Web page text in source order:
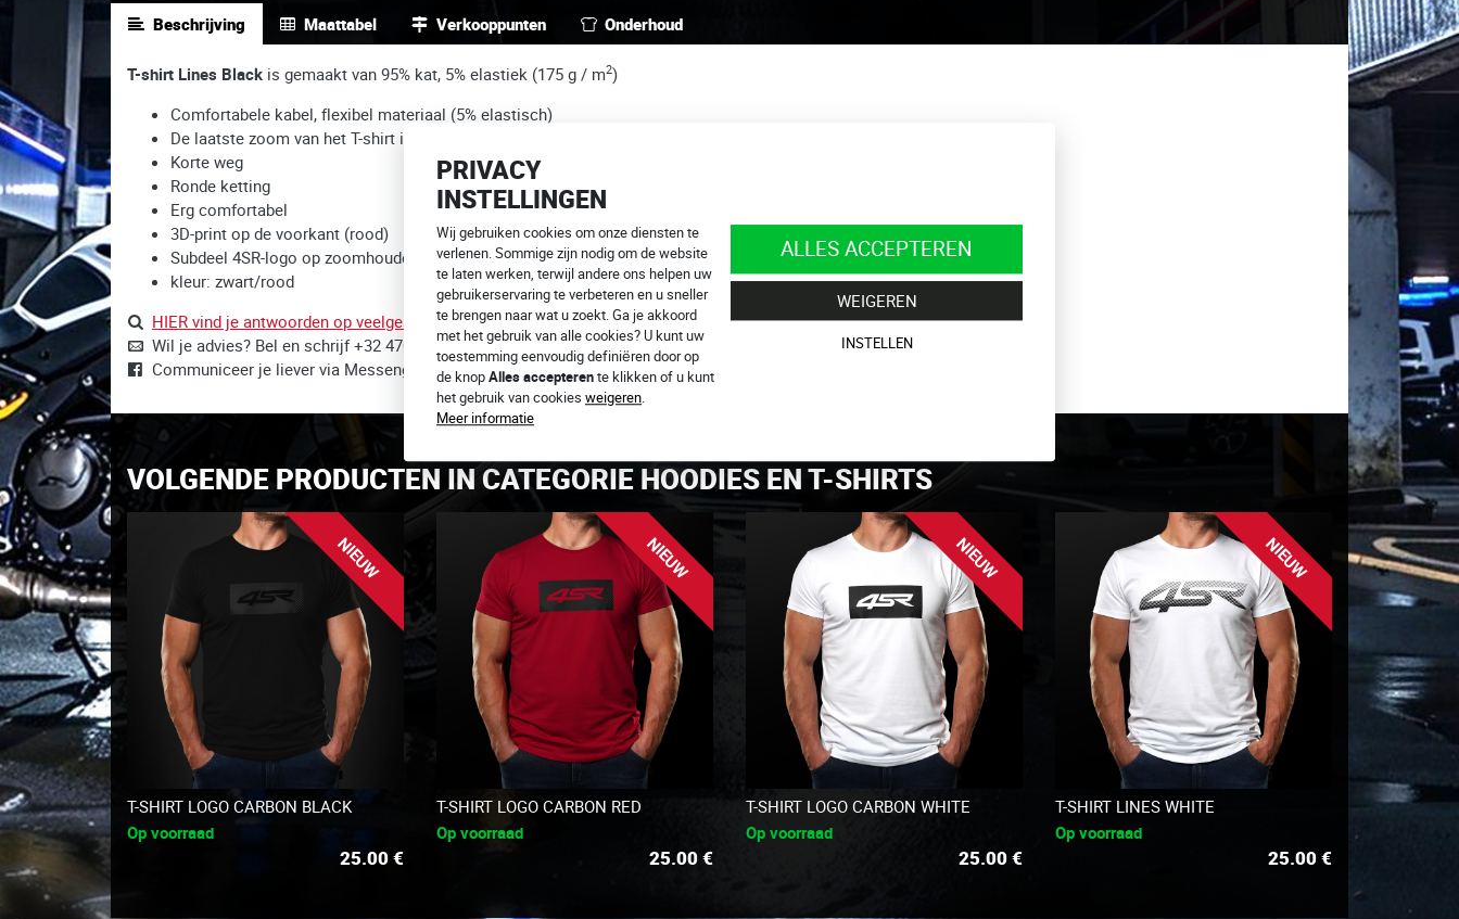
PRIVACY
INSTELLINGEN
Wij gebruiken cookies om onze diensten te
verlenen. Sommige zijn nodig om de website
te laten werken, terwijl andere ons helpen uw
gebruikerservaring te verbeteren en u sneller
te brengen naar wat u zoekt. Ga je akkoord
met het gebruik van alle cookies? U kunt uw
toestemming eenvoudig definiëren door op
de knopAlles accepterente klikken of u kunt
het gebruik van cookies weigeren.
Meer informatie
ALLES ACCEPTEREN
WEIGEREN
INSTELLEN
Beschrijving Maattabel Verkooppunten Onderhoud
T-shirt Lines Black is gemaakt van 95% kat, 5% elastiek (175 g / m2)
Comfortabele kabel, flexibel materiaal (5% elastisch)
De laatste zoom van het T-shirt in de vorm van de letter U
Korte weg
Ronde ketting
Erg comfortabel
3D-print op de voorkant (rood)
Subdeel 4SR-logo op zoomhouder
kleur: zwart/rood
HIER vind je antwoorden op veelgestelde vragen.
Wil je advies? Bel en schrijf +32 470 205 230,info@4SR.be
Communiceer je liever via Messenger? Wij zijn online!
VOLGENDE PRODUCTEN IN CATEGORIE HOODIES EN T-SHIRTS
NIEUW
T-SHIRT LOGO CARBON BLACK
Op voorraad
25.00€
NIEUW
T-SHIRT LOGO CARBON RED
Op voorraad
25.00€
NIEUW
T-SHIRT LOGO CARBON WHITE
Op voorraad
25.00€
NIEUW
T-SHIRT LINES WHITE
Op voorraad
25.00€